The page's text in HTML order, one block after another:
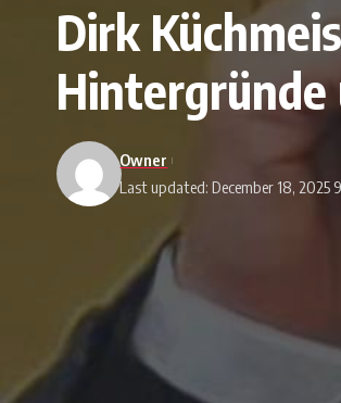
Dirk
Last updated: December 18, 2025
Owner